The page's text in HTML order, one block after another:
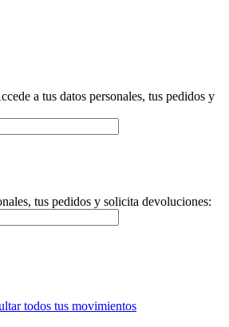
a tus datos personales, tus pedidos y
tus pedidos y solicita devoluciones:
todos tus movimientos